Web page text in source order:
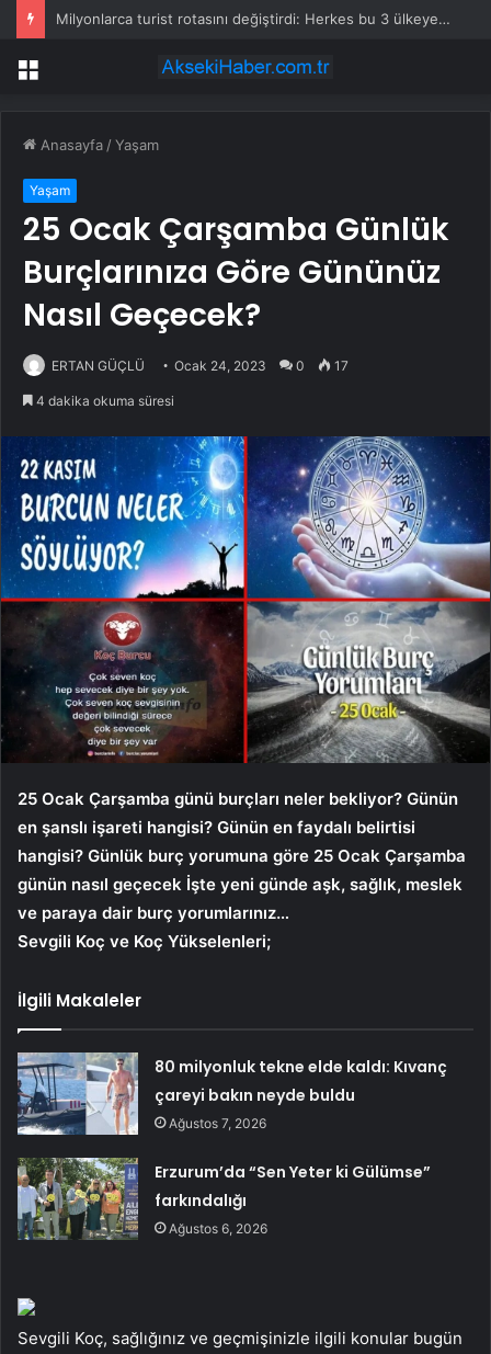
Milyonlarca turist rotasını değiştirdi: Herkes bu 3 ülkeye gidiyor
Menü
Anasayfa /Yaşam
Yaşam
25 Ocak Çarşamba Günlük
Burçlarınıza Göre Gününüz
Nasıl Geçecek?
ERTAN GÜÇLÜ Ocak 24, 2023 0 17
4 dakika okuma süresi
25 Ocak Çarşamba günü burçları neler bekliyor? Günün
en şanslı işareti hangisi? Günün en faydalı belirtisi
hangisi? Günlük burç yorumuna göre 25 Ocak Çarşamba
günün nasıl geçecek İşte yeni günde aşk, sağlık, meslek
ve paraya dair burç yorumlarınız…
Sevgili Koç ve Koç Yükselenleri;
İlgili Makaleler
80 milyonluk tekne elde kaldı: Kıvanç
çareyi bakın neyde buldu
Ağustos 7, 2026
Erzurum’da “Sen Yeter ki Gülümse”
farkındalığı
Ağustos 6, 2026
Sevgili Koç, sağlığınız ve geçmişinizle ilgili konular bugün